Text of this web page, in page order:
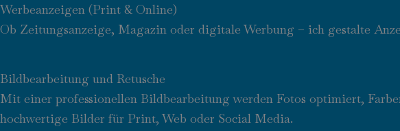
Werbeanzeigen (Print & Online)
Ob Zeitungsanzeige, Magazin oder digitale Werbung – ich gestalte
Bildbearbeitung und Retusche
Mit einer professionellen Bildbearbeitung werden Fotos optimiert,
hochwertige Bilder für Print, Web oder Social Media.